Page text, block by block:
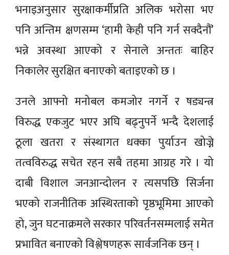
भनाइअनुसार सुरक्षाकर्मीप्रति अलिक भरोसा भए
पनि अन्तिम क्षणसम्म ‘हामी केही पनि गर्न सक्दैनौं’
भन्ने अवस्था आएको र सेनाले अन्ततः बाहिर
निकालेर सुरक्षित बनाएको बताइएको छ ।
उनले आफ्नो मनोबल कमजोर नगर्ने र षड्यन्त्र
विरुद्ध एकजुट भएर अघि बढ्नुपर्ने भन्दै देशलाई
ठूला खतरा र संस्थागत धक्का पुर्याउन खोज्ने
तत्वविरुद्ध सचेत रहन सबै तहमा आग्रह गरे । यो
दाबी विशाल जनआन्दोलन र त्यसपछि सिर्जना
भएको राजनीतिक अस्थिरताको पृष्ठभूमिमा आएको
हो, जुन घटनाक्रमले सरकार परिवर्तनसम्मलाई समेत
प्रभावित बनाएको विश्लेषणहरू सार्वजनिक छन् ।